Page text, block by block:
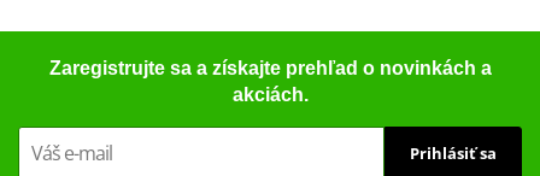
Zaregistrujte sa a získajte prehľad o novinkách a
akciách.
Prihlásiť sa